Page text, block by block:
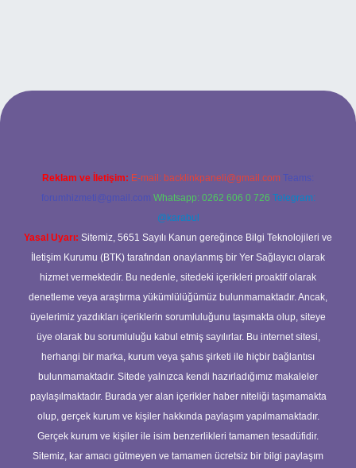
Reklam ve İletişim: E-mail: backlinkpaneli@gmail.com Teams:
forumhizmeti@gmail.com Whatsapp: 0262 606 0 726 Telegram:
@karabul
Yasal Uyarı: Sitemiz, 5651 Sayılı Kanun gereğince Bilgi Teknolojileri ve
İletişim Kurumu (BTK) tarafından onaylanmış bir Yer Sağlayıcı olarak
hizmet vermektedir. Bu nedenle, sitedeki içerikleri proaktif olarak
denetleme veya araştırma yükümlülüğümüz bulunmamaktadır. Ancak,
üyelerimiz yazdıkları içeriklerin sorumluluğunu taşımakta olup, siteye
üye olarak bu sorumluluğu kabul etmiş sayılırlar. Bu internet sitesi,
herhangi bir marka, kurum veya şahıs şirketi ile hiçbir bağlantısı
bulunmamaktadır. Sitede yalnızca kendi hazırladığımız makaleler
paylaşılmaktadır. Burada yer alan içerikler haber niteliği taşımamakta
olup, gerçek kurum ve kişiler hakkında paylaşım yapılmamaktadır.
Gerçek kurum ve kişiler ile isim benzerlikleri tamamen tesadüfidir.
Sitemiz, kar amacı gütmeyen ve tamamen ücretsiz bir bilgi paylaşım